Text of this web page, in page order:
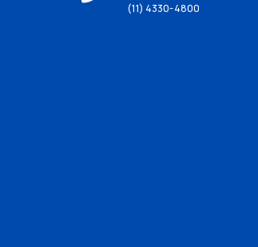
(11) 4330-4800